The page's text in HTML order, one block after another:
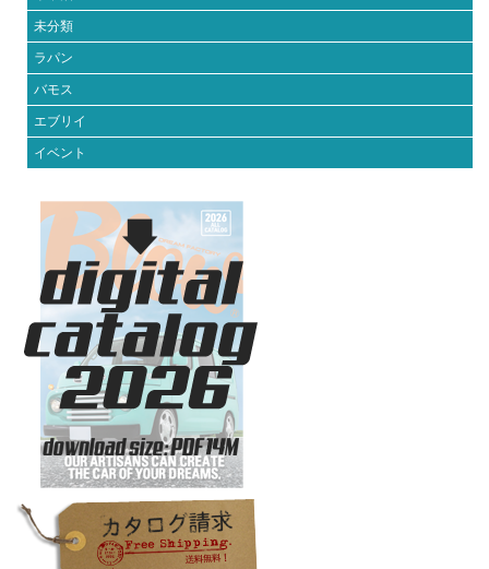
未分類
ラパン
バモス
エブリイ
イベント